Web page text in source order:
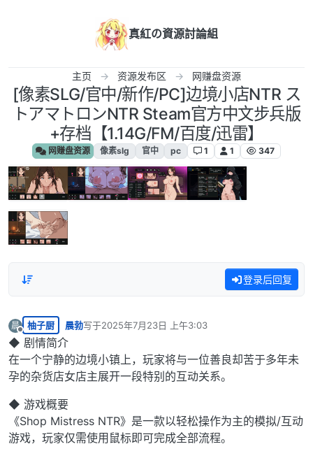
真紅の資源討論組
主页 资源发布区 网赚盘资源
[像素SLG/官中/新作/PC]边境小店NTR ス
トアマトロンNTR Steam官方中文步兵版
+存档【1.14G/FM/百度/迅雷】
网赚盘资源 像素slg 官中 pc 1 1 347
登录后回复
晨
离线
柚子厨 晨勃写于2025年7月23日 上午3:03
最后由 编辑
◆ 剧情简介
在一个宁静的边境小镇上，玩家将与一位善良却苦于多年未
孕的杂货店女店主展开一段特别的互动关系。
◆ 游戏概要
《Shop Mistress NTR》是一款以轻松操作为主的模拟/互动
游戏，玩家仅需使用鼠标即可完成全部流程。